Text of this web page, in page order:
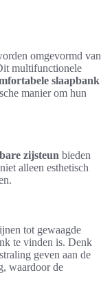
omgevormd van
multifunctionele
slaapbank
manier om hun
zijsteun bieden
alleen esthetisch
tot gewaagde
te vinden is. Denk
geven aan de
waardoor de